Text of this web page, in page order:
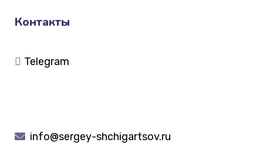
Контакты
Telegram
info@sergey-shchigartsov.ru